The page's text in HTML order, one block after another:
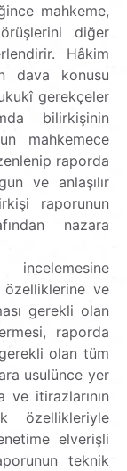
mahkeme,
diğer
Hâkim
dava konusu
gerekçeler
bilirkişinin
mahkemece
raporda
ve anlaşılır
raporunun
nazara
özelliklerine ve
gerekli olan
raporda
olan tüm
usulünce yer
ve itirazlarının
özellikleriyle
elverişli
teknik